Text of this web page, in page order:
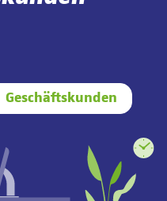
Geschäftskunden